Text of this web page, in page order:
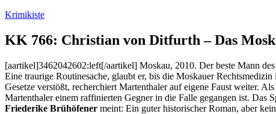
Zum
springen
Krimikiste
KK 766: Christian von Ditfurth – Das
[aartikel]3462042602:left[/aartikel] Moskau, 2010. Der beste Mann
Eine traurige Routinesache, glaubt er, bis die Moskauer
Gesetze verstößt, recherchiert Martenthaler auf eigene Faust weiter.
Martenthaler einem raffinierten Gegner in die Falle gegangen ist. Das
Friederike Brühöfener meint: Ein guter historischer Roman, aber